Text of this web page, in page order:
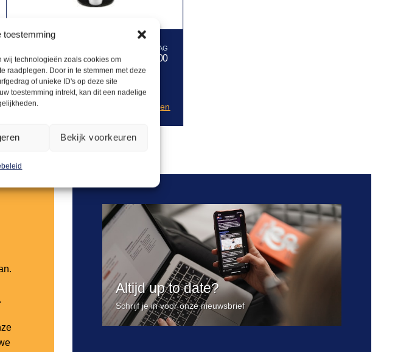
toestemming
wij technologieën zoals cookies om
raadplegen. Door in te stemmen met deze
of unieke ID's op deze site
toestemming intrekt, kan dit een nadelige
Bekijk voorkeuren
Waterkoker 20L 17,00
Offerte aanvragen
verlanglijst
Altijd up to date?
Schrijf je in voor onze nieuwsbrief